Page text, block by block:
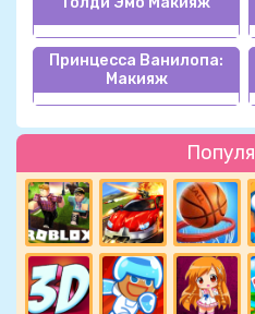
Принцесса Ванилопа:
Макияж